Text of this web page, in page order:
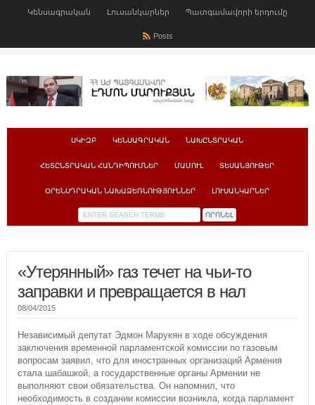
Կենսագրական Լուսանկարներ Պատգամավորի երդումը
Posts
ՍԿԻԶԲ ԿԵՆՍԱԳՐԱԿԱՆ ՆԱԽԸՆՏՐԱԿԱՆ
ՀԵՏԸՆՏՐԱԿԱՆ ՀԱՆԴԻՊՈՒՄՆԵՐ ՄԱՄՈՒԼ ՏԵՍԱՆՅՈՒԹԵՐ
ՕՐԵՆՍԴՐԱԿԱՆ ՆԱԽԱՁԵՌՆՈՒԹՅՈՒՆՆԵՐ ԼՈՒՍԱՆԿԱՐՆԵՐ
«Утерянный» газ течет на чьи-то
заправки и превращается в нал
08/04/2015
Независимый депутат Эдмон Марукян в ходе обсуждения
заключения временной парламентской комиссии по газовым
вопросам заявил, что для иностранных организаций Армения
стала шабашкой, а государственные органы Армении не
выполняют свои обязательства. Он напомнил, что
необходимость в создании комиссии возникла, когда парламент